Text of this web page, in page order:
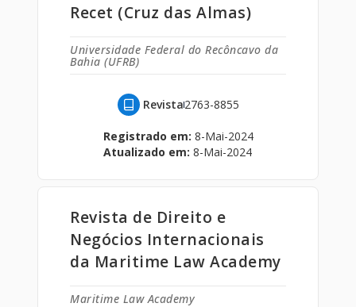
Recet (Cruz das Almas)
Universidade Federal do Recôncavo da
Bahia (UFRB)
Revista2763-8855
Registrado em: 8-Mai-2024
Atualizado em: 8-Mai-2024
Revista de Direito e
Negócios Internacionais
da Maritime Law Academy
Maritime Law Academy